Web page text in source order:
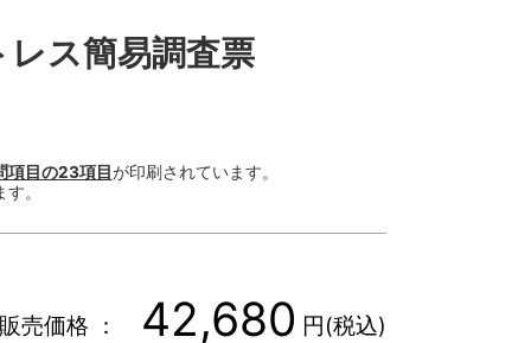
ス簡易調査票
項目の23項目が印刷されています。
。
販売価格 ： 42,680 円(税込)